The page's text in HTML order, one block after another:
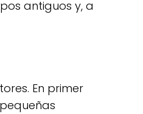
antiguos y, a
En primer